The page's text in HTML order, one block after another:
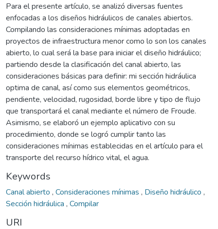
Para el presente artículo, se analizó diversas fuentes
enfocadas a los diseños hidráulicos de canales abiertos.
Compilando las consideraciones mínimas adoptadas en
proyectos de infraestructura menor como lo son los canales
abierto, lo cual será la base para iniciar el diseño hidráulico;
partiendo desde la clasificación del canal abierto, las
consideraciones básicas para definir: mi sección hidráulica
optima de canal, así como sus elementos geométricos,
pendiente, velocidad, rugosidad, borde libre y tipo de flujo
que transportará el canal mediante el número de Froude.
Asimismo, se elaboró un ejemplo aplicativo con su
procedimiento, donde se logró cumplir tanto las
consideraciones mínimas establecidas en el artículo para el
transporte del recurso hídrico vital, el agua.
Keywords
Canal abierto , Consideraciones mínimas , Diseño hidráulico ,
Sección hidráulica , Compilar
URI